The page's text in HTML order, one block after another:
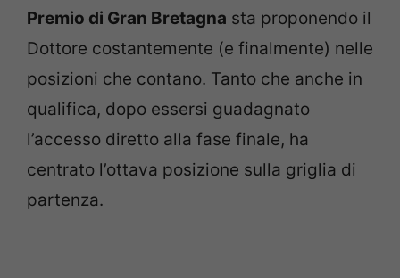
Premio di Gran Bretagna sta proponendo il
Dottore costantemente (e finalmente) nelle
posizioni che contano. Tanto che anche in
qualifica, dopo essersi guadagnato
l’accesso diretto alla fase finale, ha
centrato l’ottava posizione sulla griglia di
partenza.